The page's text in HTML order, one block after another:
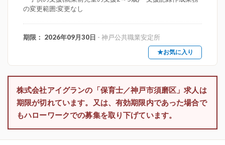
の変更範囲:変更なし
期限： 2026年09月30日 - 神戸公共職業安定所
★お気に入り
株式会社アイグランの「保育士／神戸市須磨区」求人は
期限が切れています。又は、有効期限内であった場合で
もハローワークでの募集を取り下げています。